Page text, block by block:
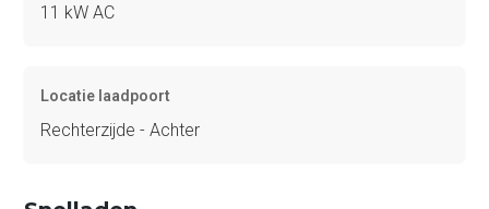
11 kW AC
Locatie laadpoort
Rechterzijde - Achter